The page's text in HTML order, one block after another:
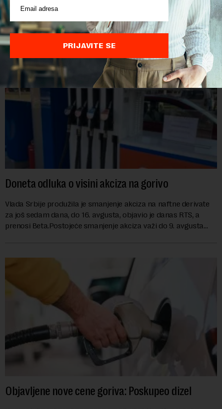
direktora Telekoma Srbije Vladimira Lučića nepoželjnom
osobom i trajno mu zabranilo ulazak, tranzit i boravak na
Kosovu, navodeći kao razlog njegove javn...
Doneta odluka o visini akciza na gorivo
Vlada Srbije produžila je smanjenje akciza na naftne derivate
za još sedam dana, do 16. avgusta, objavio je danas RTS, a
prenosi Beta.Postojeće smanjenje akciza važi do 9. avgusta
Objavljene nove cene goriva: Poskupeo dizel
PRIJAVITE SE